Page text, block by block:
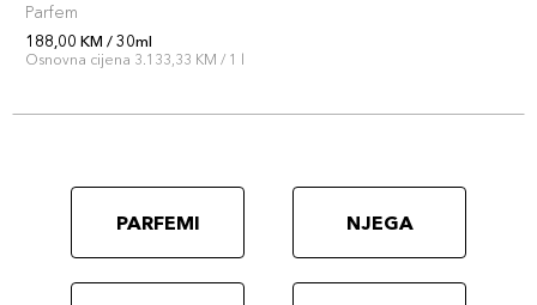
Parfem
188,00 KM / 30ml
Osnovna cijena 3.133,33 KM / 1 l
PARFEMI NJEGA